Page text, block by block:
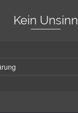
Kein Unsinn